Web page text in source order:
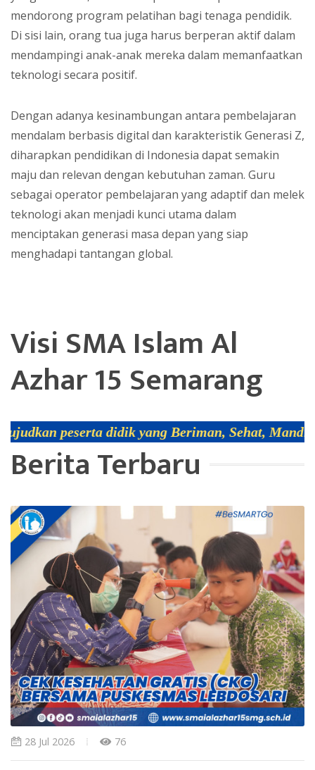
mendorong program pelatihan bagi tenaga pendidik.
Di sisi lain, orang tua juga harus berperan aktif dalam
mendampingi anak-anak mereka dalam memanfaatkan
teknologi secara positif.
Dengan adanya kesinambungan antara pembelajaran
mendalam berbasis digital dan karakteristik Generasi Z,
diharapkan pendidikan di Indonesia dapat semakin
maju dan relevan dengan kebutuhan zaman. Guru
sebagai operator pembelajaran yang adaptif dan melek
teknologi akan menjadi kunci utama dalam
menciptakan generasi masa depan yang siap
menghadapi tantangan global.
Visi SMA Islam Al
Azhar 15 Semarang
didik yang Beriman, Sehat, Mandiri, ber-Adab,
Berita Terbaru
28 Jul 2026 76